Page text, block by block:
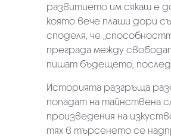
развитието им сякаш е
която вече плаши дори
споделя, че
преграда между
пишат бъдещето,
Историята разгръща
попадат на тайнствена
произведения на
тях в търсенето се